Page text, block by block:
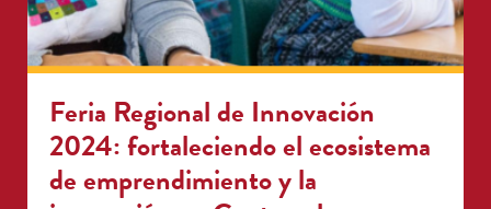
Feria Regional de Innovación
2024: fortaleciendo el ecosistema
de emprendimiento y la